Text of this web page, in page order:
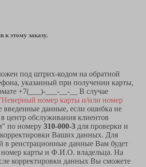
к этому заказу.
под штрих-кодом на обратной
указанный при получении карты,
+7(___)-___-__-__ В случае
номер карты и/или номер
введенные данные, если ошибка не
в центр обслуживания клиентов
по номеру 310-000-3 для проверки и
Ваших данных. Для
в реистрационные данные Вам будет
номер карты и Ф.И.О. владельца. На
корректировки данных Вы сможете